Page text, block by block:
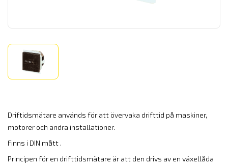
Driftidsmätare används för att övervaka drifttid på maskiner,
motorer och andra installationer.
Finns i DIN mått .
Principen för en drifttidsmätare är att den drivs av en växellåda